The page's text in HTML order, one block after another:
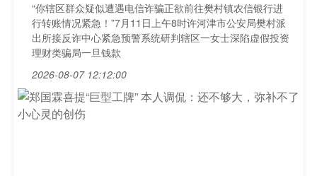
“你辖区群众疑似遭遇电信诈骗正欲前往樊村镇农信银行进
行转账情况紧急！”7月11日上午8时许河津市公安局樊村派
出所接反诈中心紧急预警系统研判辖区一女士深陷虚假投资
理财类骗局一旦钱款
2026-08-07 12:12:00